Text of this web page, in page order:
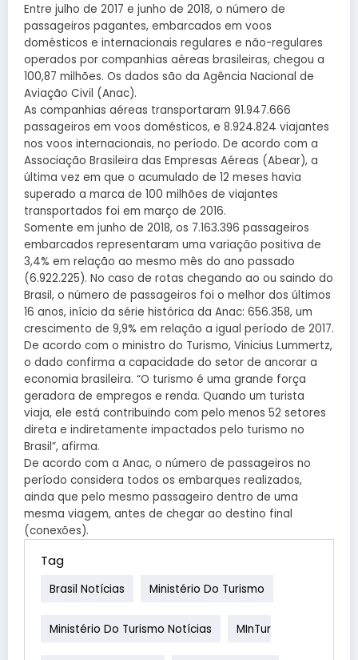
Entre julho de 2017 e junho de 2018, o número de
passageiros pagantes, embarcados em voos
domésticos e internacionais regulares e não-regulares
operados por companhias aéreas brasileiras, chegou a
100,87 milhões. Os dados são da Agência Nacional de
Aviação Civil (Anac).
As companhias aéreas transportaram 91.947.666
passageiros em voos domésticos, e 8.924.824 viajantes
nos voos internacionais, no período. De acordo com a
Associação Brasileira das Empresas Aéreas (Abear), a
última vez em que o acumulado de 12 meses havia
superado a marca de 100 milhões de viajantes
transportados foi em março de 2016.
Somente em junho de 2018, os 7.163.396 passageiros
embarcados representaram uma variação positiva de
3,4% em relação ao mesmo mês do ano passado
(6.922.225). No caso de rotas chegando ao ou saindo do
Brasil, o número de passageiros foi o melhor dos últimos
16 anos, início da série histórica da Anac: 656.358, um
crescimento de 9,9% em relação a igual período de 2017.
De acordo com o ministro do Turismo, Vinicius Lummertz,
o dado confirma a capacidade do setor de ancorar a
economia brasileira. “O turismo é uma grande força
geradora de empregos e renda. Quando um turista
viaja, ele está contribuindo com pelo menos 52 setores
direta e indiretamente impactados pelo turismo no
Brasil”, afirma.
De acordo com a Anac, o número de passageiros no
período considera todos os embarques realizados,
ainda que pelo mesmo passageiro dentro de uma
mesma viagem, antes de chegar ao destino final
(conexões).
Tag
Brasil Notícias Ministério Do Turismo
Ministério Do Turismo Notícias MInTur